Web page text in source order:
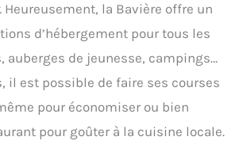
Heureusement, la Bavière offre un
d’hébergement pour tous les
auberges de jeunesse, campings…
il est possible de faire ses courses
pour économiser ou bien
pour goûter à la cuisine locale.